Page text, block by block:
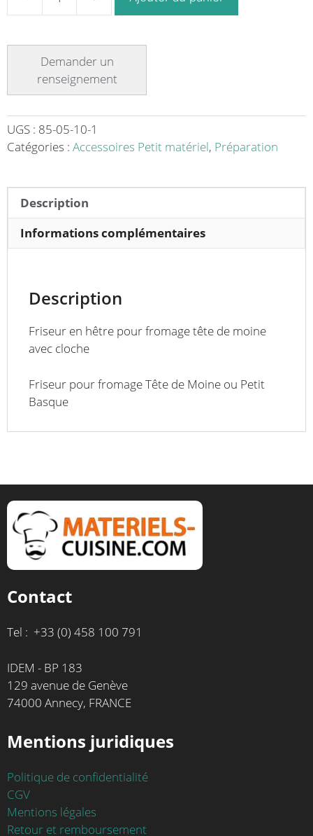
quantité
en
hêtre
pour
de
UGS : 85-05-10-1
Catégories : Accessoires Petit matériel, Préparation
Description
Informations complémentaires
Description
Friseur en hêtre pour fromage tête de moine
avec cloche
Friseur pour fromage Tête de Moine ou Petit
Basque
Contact
Tel : +33 (0) 458 100 791
IDEM - BP 183
129 avenue de Genève
74000 Annecy, FRANCE
Mentions juridiques
Politique de confidentialité
CGV
Mentions légales
Retour et remboursement